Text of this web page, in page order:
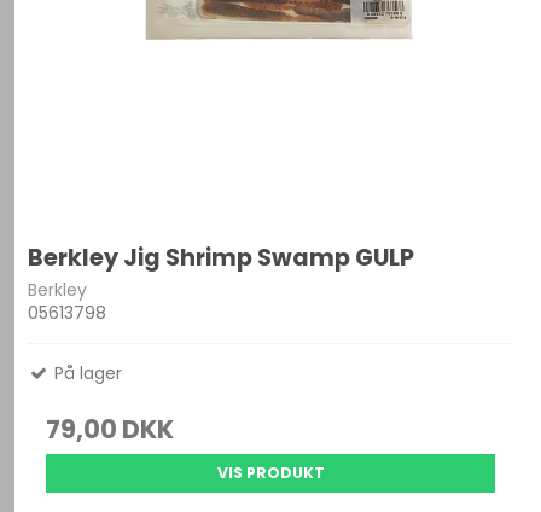
Berkley Jig Shrimp Swamp GULP
Berkley
05613798
På lager
79,00 DKK
VIS PRODUKT